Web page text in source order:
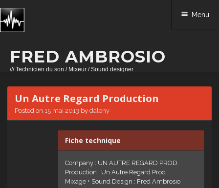
FRED AMBROSIO
/// Technicien du son / Mixeur / Sound designer
Menu
Skip to content
Un Autre Regard Production
Posted on 15 mai 2013 by daleny
Fiche technique
Company : UN AUTRE REGARD PROD
Production : Un Autre Regard Prod
Mixage + Sound Design : Fred Ambrosio